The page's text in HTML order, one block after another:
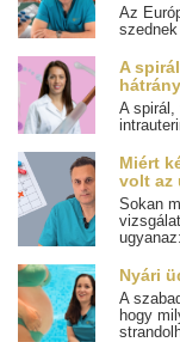
Az
szednek
A
A spirál,
Miért
volt az
Sokan
Nyári
A
hogy